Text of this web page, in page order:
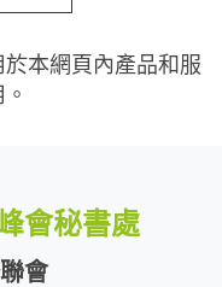
於本網頁內產品和服
會秘書處
會